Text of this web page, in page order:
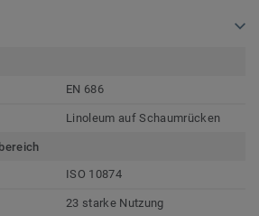
EN 686
Linoleum auf Schaumrücken
ISO 10874
23 starke Nutzung